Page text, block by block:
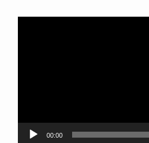
00:00